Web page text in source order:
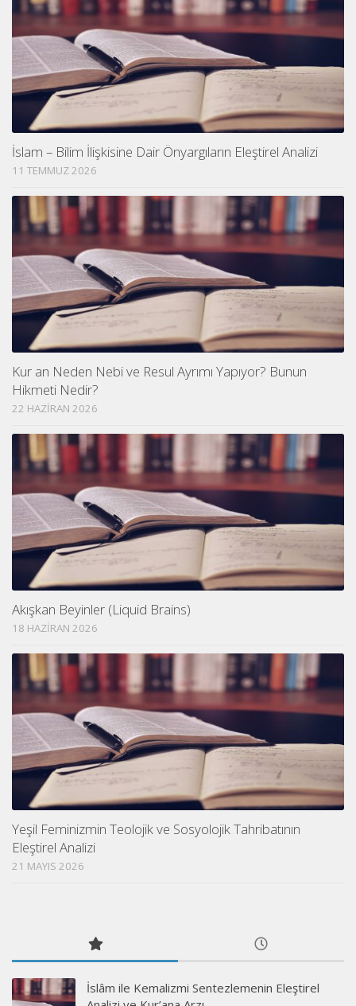
İslam – Bilim İlişkisine Dair Önyargıların Eleştirel Analizi
11 TEMMUZ 2026
Kur an Neden Nebi ve Resul Ayrımı Yapıyor? Bunun
Hikmeti Nedir?
22 HAZIRAN 2026
Akışkan Beyinler (Liquid Brains)
18 HAZIRAN 2026
Yeşil Feminizmin Teolojik ve Sosyolojik Tahribatının
Eleştirel Analizi
21 MAYIS 2026
İslâm ile Kemalizmi Sentezlemenin Eleştirel